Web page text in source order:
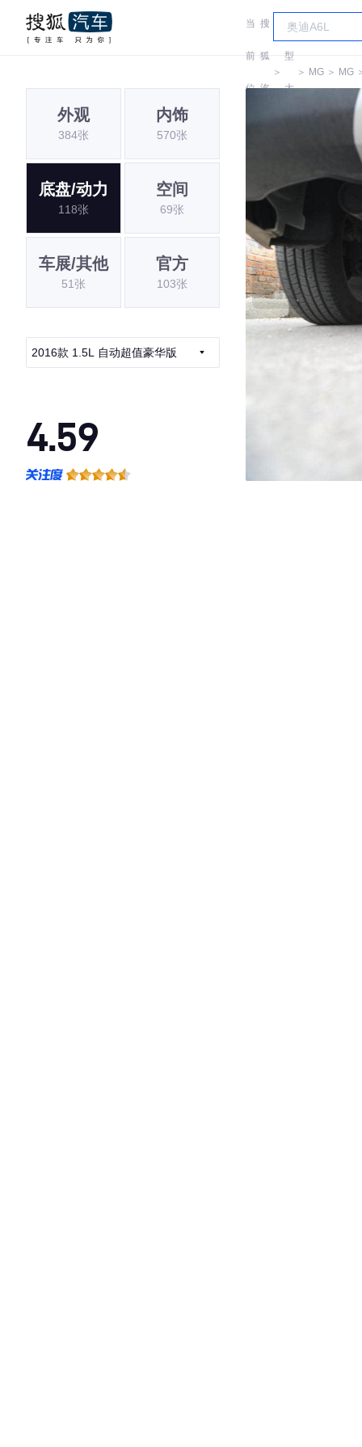
当
前
位
搜
狐
汽
＞
车
型
大
＞ MG ＞ MG
外观
384张
内饰
570张
底盘/动力
118张
空间
69张
车展/其他
51张
官方
103张
2016款 1.5L 自动超值豪华版
4.59